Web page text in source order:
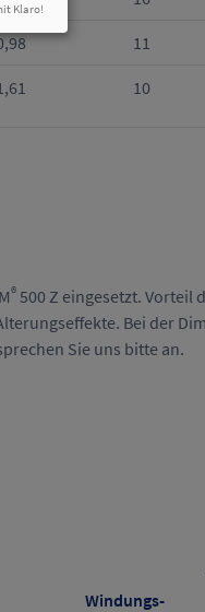
11
10
® 500 Z eingesetzt. Vorteil
Bei der
Sie uns bitte an.
Windungs-
Klaro!